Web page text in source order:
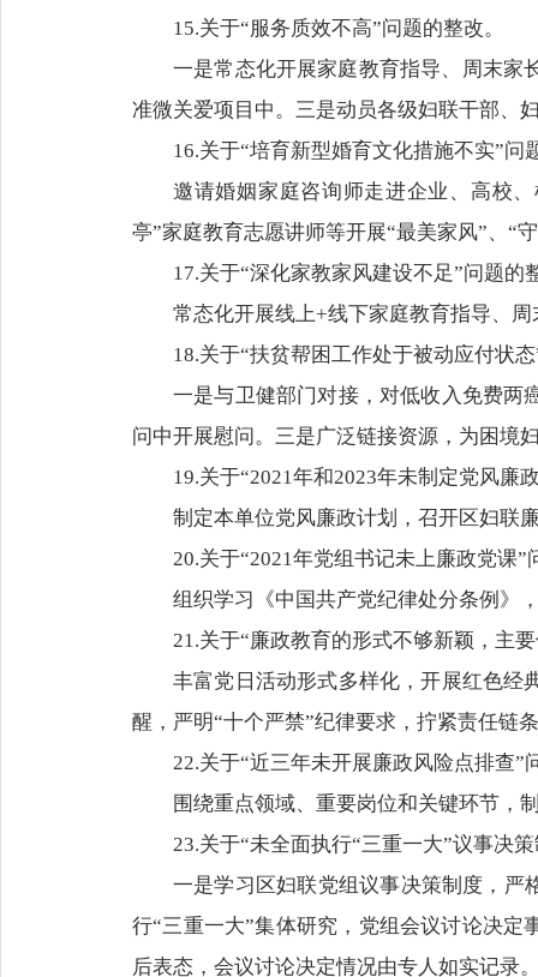
15.关于“服务质效不高”问题的整改。
一是常态化开展家庭教育指导、周末家
准微关爱项目中。三是动员各级妇联干部、
16.关于“培育新型婚育文化措施不实”问
邀请婚姻家庭咨询师走进企业、高校
亭”家庭教育志愿讲师等开展“最美家风”、“
17.关于“深化家教家风建设不足”问题的
常态化开展线上+线下家庭教育指导、
18.关于“扶贫帮困工作处于被动应付状
一是与卫健部门对接，对低收入免费两
问中开展慰问。三是广泛链接资源，为困境
19.关于“2021年和2023年未制定党风廉
制定本单位党风廉政计划，召开区妇联
20.关于“2021年党组书记未上廉政党课”
组织学习《中国共产党纪律处分条例》
21.关于“廉政教育的形式不够新颖，主
丰富党日活动形式多样化，开展红色经
醒，严明“十个严禁”纪律要求，拧紧责任链
22.关于“近三年未开展廉政风险点排查”
围绕重点领域、重要岗位和关键环节，
23.关于“未全面执行“三重一大”议事决
一是学习区妇联党组议事决策制度，严
行“三重一大”集体研究，党组会议讨论决
后表态，会议讨论决定情况由专人如实记录